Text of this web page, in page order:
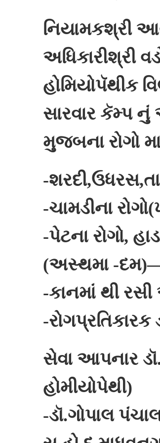
નિયામકશ્રી
અધિકારીશ્રી
હોમિયોપૅથીક
સારવાર કૅમ્પ
મુજબના રોગો
-
-ચામડીના
-પેટના રોગો,
(અસ્થમા -
-કાનમાં થી
-
સેવા આપનાર
હોમીયોપેથી)
-ડૉ.ગોપાલ